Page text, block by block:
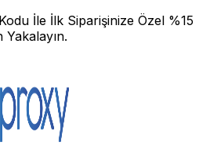
İle İlk Siparişinize Özel %15
Yakalayın.